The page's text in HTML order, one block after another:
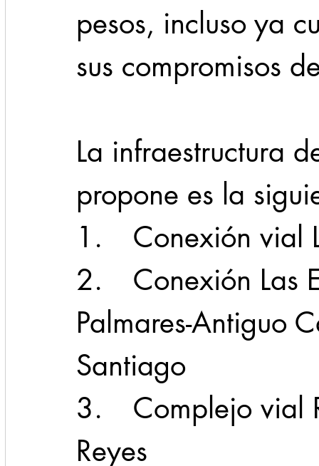
pesos, incluso ya
sus compromisos
La infraestructura
propone es la
1.	Conexión
2.	Conexión Las Estancias-Acueducto-
Palmares-Antiguo
Santiago
3.	Complejo vial Revolución-Alfonso
Reyes